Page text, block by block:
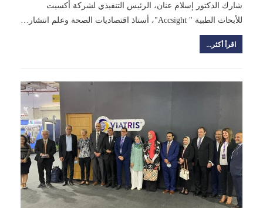
شارك الدكتور إسلام عنان، الرئيس التنفيذي لشركة أكسيت
للأبحاث الطبية " Accsight"، أستاذ اقتصاديات الصحة وعلم انتشار…
اقرأ أكثر...